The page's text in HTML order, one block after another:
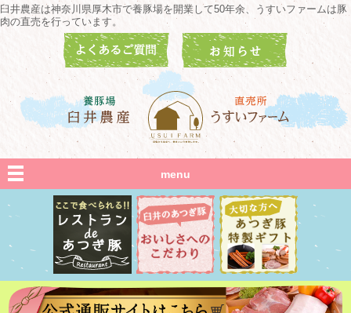
臼井農産は神奈川県厚木市で養豚場を開業して50年余、うすいファームは豚
肉の直売を行っています。
menu